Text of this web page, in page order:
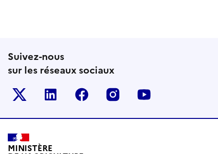
Suivez-nous
sur les réseaux sociaux
Le ministère sur Twitter
Le ministère sur LinkedIn
Le ministère sur Facebook
Le ministère sur
Pied de page
MINISTÈRE